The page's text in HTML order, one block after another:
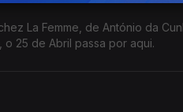
da Cunha Telles, o
o 25 de Abril passa por aqui.